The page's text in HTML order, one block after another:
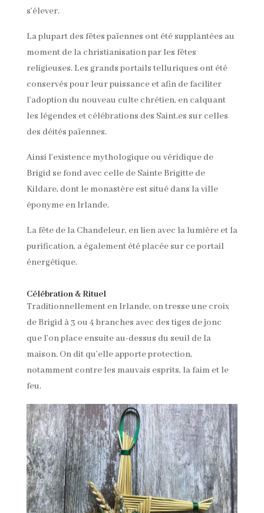
s’élever.
La plupart des fêtes païennes ont été supplantées au
moment de la christianisation par les fêtes
religieuses. Les grands portails telluriques ont été
conservés pour leur puissance et afin de faciliter
l’adoption du nouveau culte chrétien, en calquant
les légendes et célébrations des Saint.es sur celles
des déités païennes.
Ainsi l’existence mythologique ou véridique de
Brigid se fond avec celle de Sainte Brigitte de
Kildare, dont le monastère est situé dans la ville
éponyme en Irlande.
La fête de la Chandeleur, en lien avec la lumière et la
purification, a également été placée sur ce portail
énergétique.
Célébration & Rituel
Traditionnellement en Irlande, on tresse une croix
de Brigid à 3 ou 4 branches avec des tiges de jonc
que l’on place ensuite au-dessus du seuil de la
maison. On dit qu’elle apporte protection,
notamment contre les mauvais esprits, la faim et le
feu.